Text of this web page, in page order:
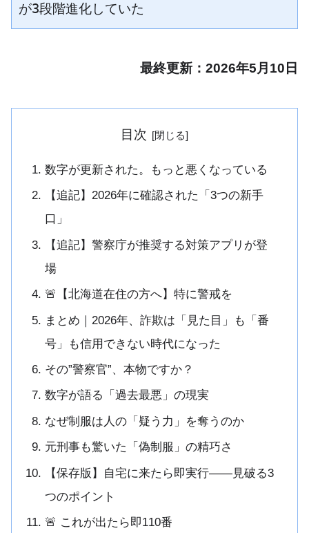
が3段階進化していた
最終更新：2026年5月10日
目次
数字が更新された。もっと悪くなっている
【追記】2026年に確認された「3つの新手
口」
【追記】警察庁が推奨する対策アプリが登
場
🚨【北海道在住の方へ】特に警戒を
まとめ｜2026年、詐欺は「見た目」も「番
号」も信用できない時代になった
その”警察官”、本物ですか？
数字が語る「過去最悪」の現実
なぜ制服は人の「疑う力」を奪うのか
元刑事も驚いた「偽制服」の精巧さ
【保存版】自宅に来たら即実行——見破る3
つのポイント
🚨 これが出たら即110番